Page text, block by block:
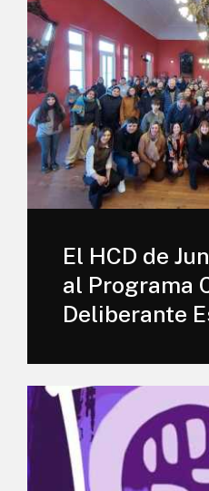
El HCD de
al Programa
Deliberante